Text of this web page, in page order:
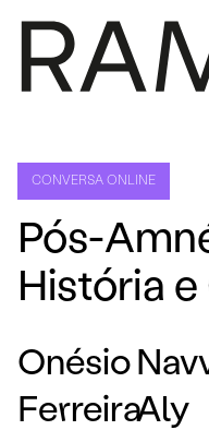
IMPRENSA
CONTACTOS
ARQUIVO
CONVERSA ONLINE
Pós-
História
Onésio
FerreiraAly